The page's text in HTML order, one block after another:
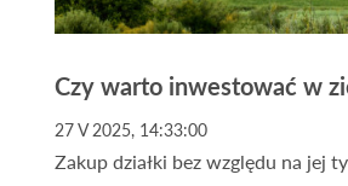
Czy warto inwestować w
27 V 2025, 14:33:00
Zakup działki bez względu na jej